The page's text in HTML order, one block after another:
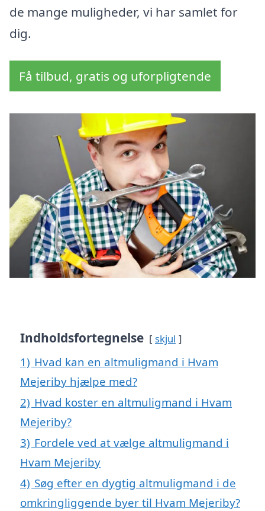
de mange muligheder, vi har samlet for
dig.
Få tilbud, gratis og uforpligtende
Indholdsfortegnelse skjul
1) Hvad kan en altmuligmand i Hvam
Mejeriby hjælpe med?
2) Hvad koster en altmuligmand i Hvam
Mejeriby?
3) Fordele ved at vælge altmuligmand i
Hvam Mejeriby
4) Søg efter en dygtig altmuligmand i de
omkringliggende byer til Hvam Mejeriby?